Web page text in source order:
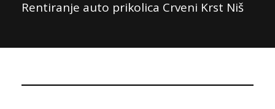
Rentiranje auto prikolica Crveni Krst Niš